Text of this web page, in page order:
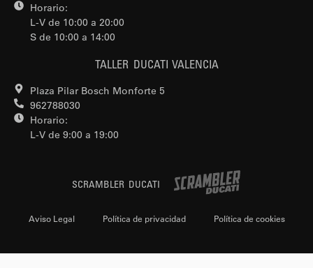
Horario:
L-V de 10:00 a 20:00
S de 10:00 a 14:00
TALLER DUCATI VALENCIA
Plaza Pilar Bosch Monforte 5
962788030
Horario:
L-V de 9:00 a 19:00
SCRAMBLER DUCATI
Aviso Legal Política de privacidad Política de cookies